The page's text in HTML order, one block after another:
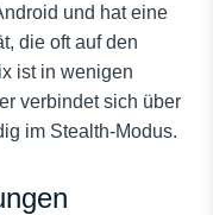
und hat eine
die oft auf den
ist in wenigen
verbindet sich über
im Stealth-Modus.